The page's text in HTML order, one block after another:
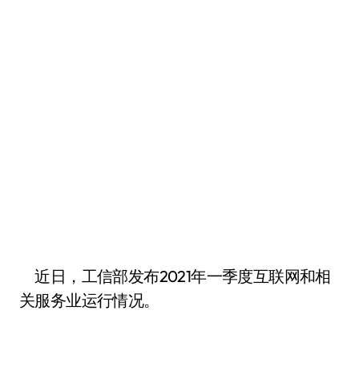
近日，工信部发布2021年一季度互联网和相
关服务业运行情况。